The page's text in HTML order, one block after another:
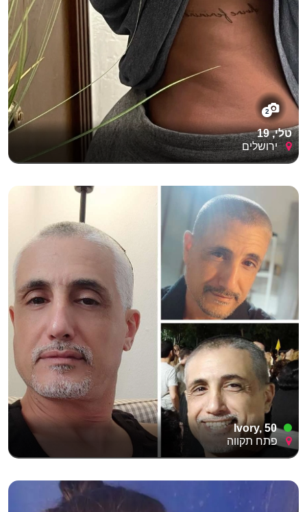
2
טלי, 19
ירושלים
Ivory, 50
פתח תקווה